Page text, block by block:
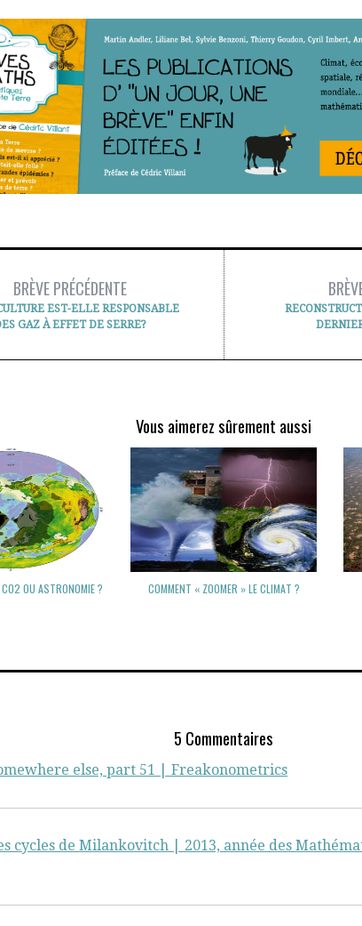
BRÈVE PRÉCÉDENTE
EST-ELLE RESPONSABLE
GAZ À EFFET DE SERRE?
Vous aimerez sûrement aussi
OU ASTRONOMIE ? COMMENT « ZOOMER » LE CLIMAT ?
5 Commentaires
else, part 51 | Freakonometrics
cycles de Milankovitch | 2013, année des